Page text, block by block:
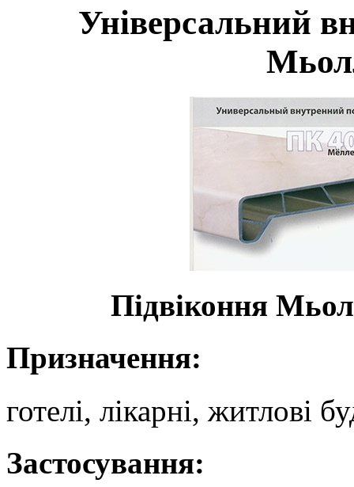
Універсальний
Підвіконня
Призначення:
готелі, лікарні, житлові
Застосування: